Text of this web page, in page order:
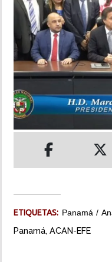
MUNDO
INSÓLITAS
MULTIMEDIA
IMPRESO
ETIQUETAS: Panamá
Panamá, ACAN-EFE